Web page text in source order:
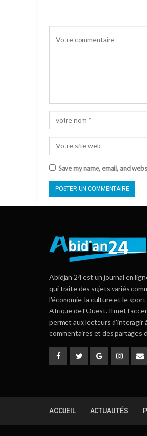
Save my name, email, and
Abidjan 24 est un journal en
qui traite des sujets variés
l'économie, la culture et le
Afrique de l'Ouest. Il met
permet aux lecteurs d'interagir
commentaires et des partages
ACCUEIL ACTUALITÉS